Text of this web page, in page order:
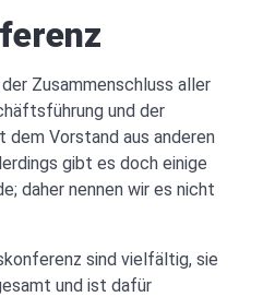
Zusammenschluss aller
und der
Vorstand aus anderen
gibt es doch einige
daher nennen wir es nicht
sind vielfältig, sie
und ist dafür